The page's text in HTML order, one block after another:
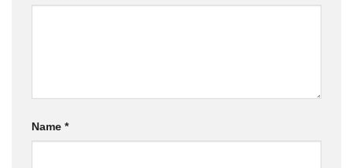
Name *